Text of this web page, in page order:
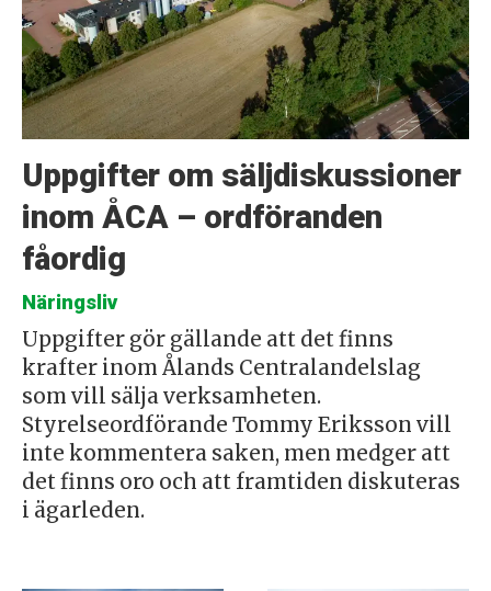
Uppgifter om säljdiskussioner
inom ÅCA – ordföranden
fåordig
Näringsliv
Uppgifter gör gällande att det finns
krafter inom Ålands Centralandelslag
som vill sälja verksamheten.
Styrelseordförande Tommy Eriksson vill
inte kommentera saken, men medger att
det finns oro och att framtiden diskuteras
i ägarleden.